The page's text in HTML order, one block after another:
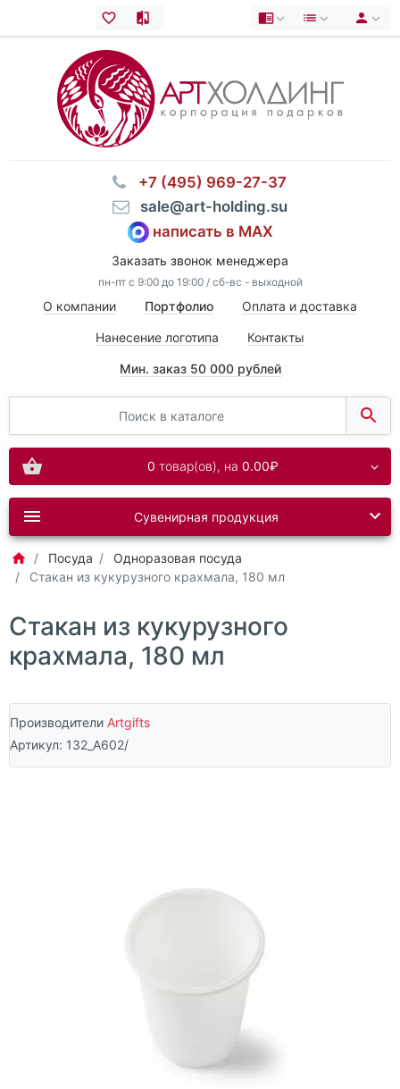
⠀+7 (495) 969-27-37
⠀sale@art-holding.su
написать в MAX
Заказать звонок менеджера
пн-пт с 9:00 до 19:00 / сб-вс - выходной
О компании Портфолио Оплата и доставка
Нанесение логотипа Контакты
Мин. заказ 50 000 рублей
0 товар(ов), на 0.00₽
Сувенирная продукция
Посуда
Одноразовая посуда
Стакан из кукурузного крахмала, 180 мл
Стакан из кукурузного
крахмала, 180 мл
Производители Artgifts
Артикул: 132_A602/